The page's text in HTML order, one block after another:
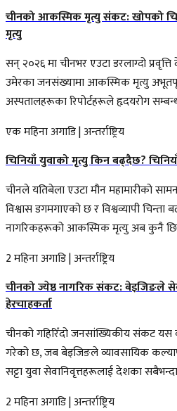
चीनको आकस्मिक मृत्यु संकट: खोपको
मृत्यु
सन् २०२६ मा चीनभर एउटा डरलाग्दो
उमेरका जनसंख्यामा आकस्मिक मृत्यु
अस्पतालहरूका रिपोर्टहरूले हृदयरोग
एक महिना अगाडि|अन्तर्राष्ट्रिय
चिनियाँ युवाको मृत्यु किन बढ्दैछ?
चीनले यतिबेला एउटा मौन महामारीको
विश्वास डगमगाएको छ र विश्वव्यापी
नागरिकहरूको आकस्मिक मृत्यु अब कुनै
2 महिना अगाडि|अन्तर्राष्ट्रिय
चीनको ज्येष्ठ नागरिक संकट: बेइजिङले
हेरचाहकर्ता
चीनको गहिरिँदो जनसांख्यिकीय संकट यस
गरेको छ, जब बेइजिङले व्यावसायिक
सट्टा युवा सेवानिवृत्तहरूलाई देशका
2 महिना अगाडि|अन्तर्राष्ट्रिय